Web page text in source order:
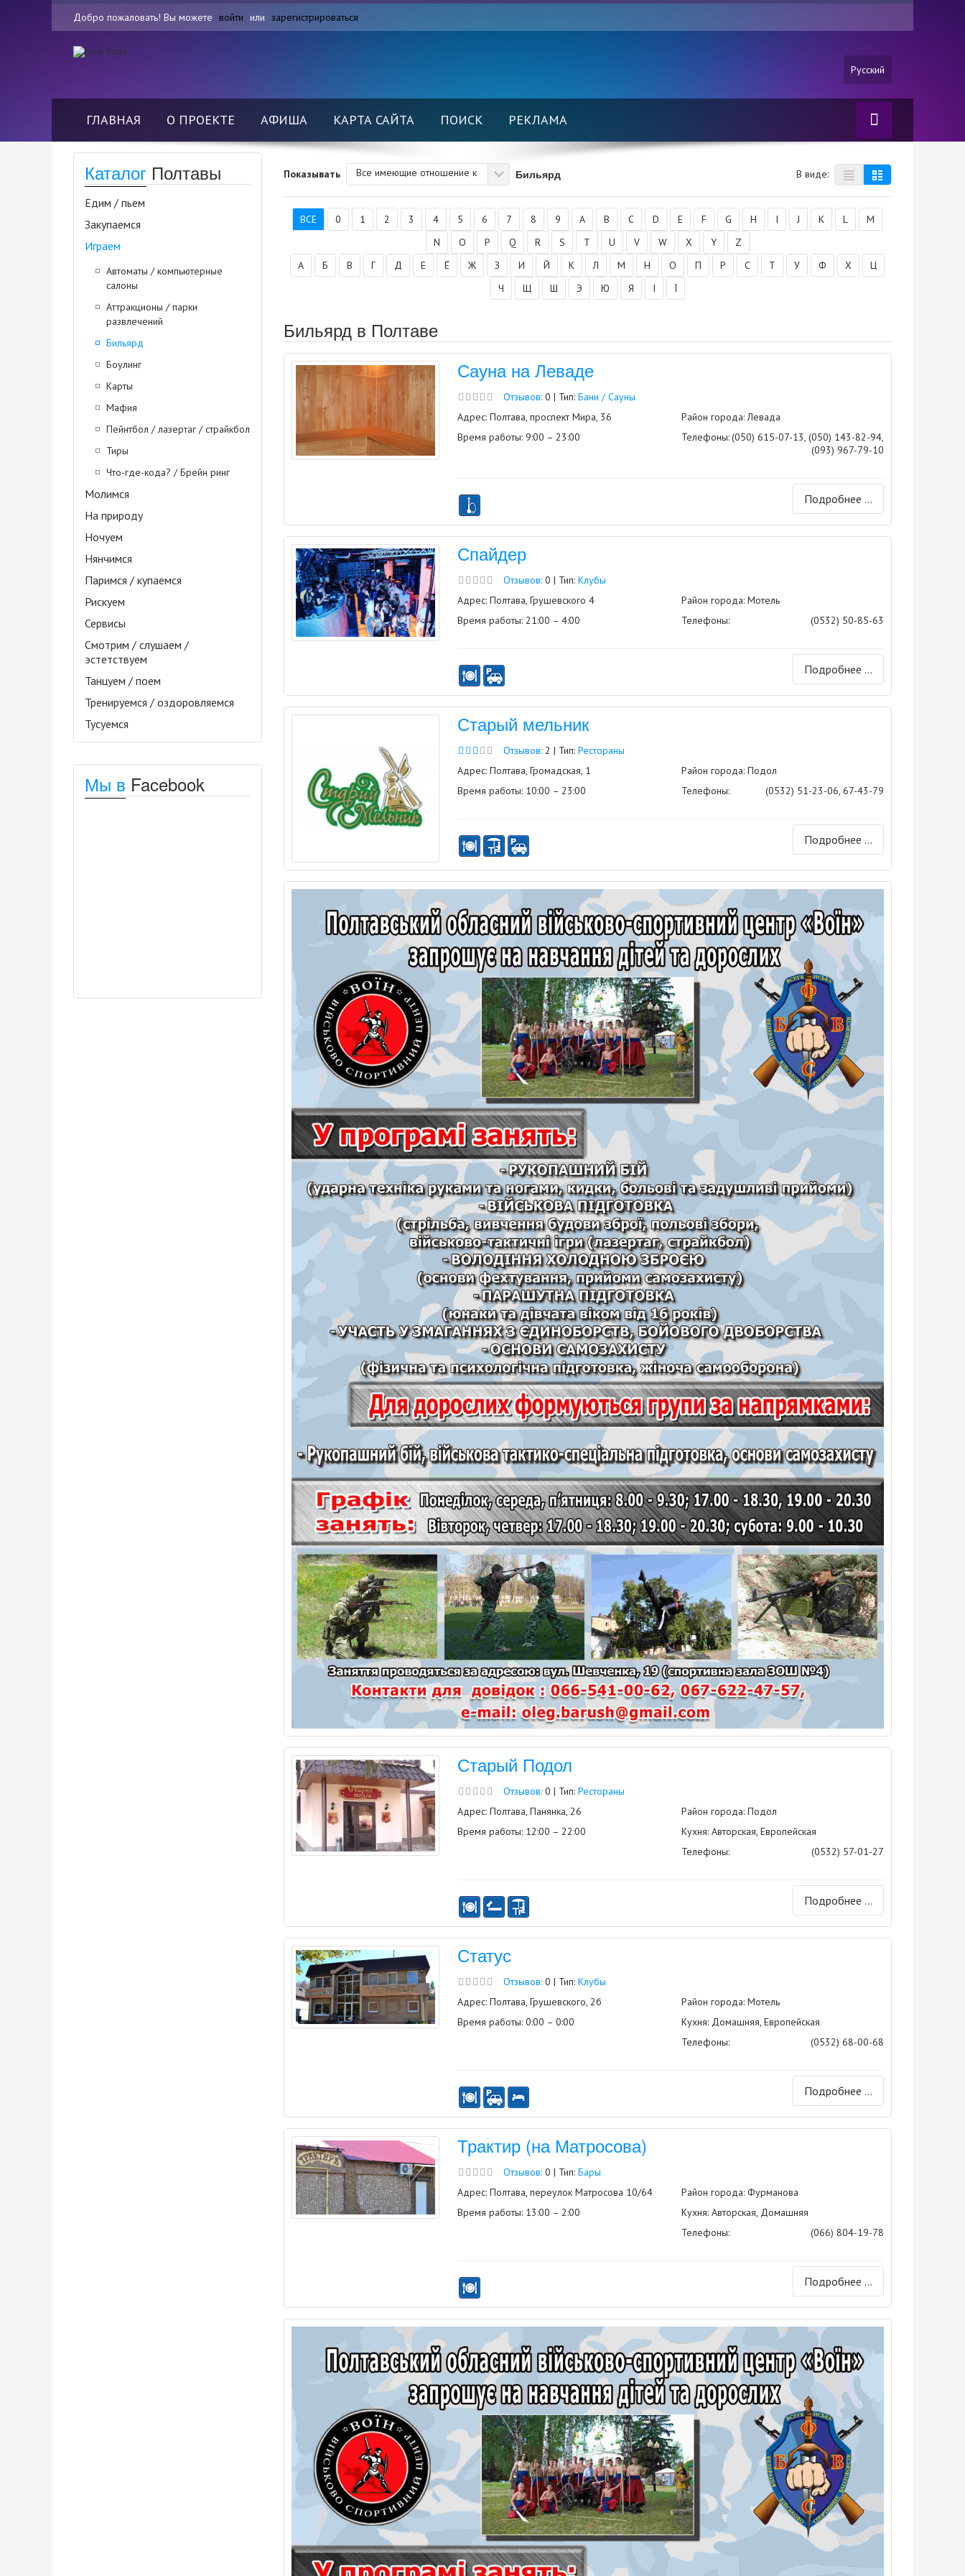
Добро пожаловать! Вы можете войти или зарегистрироваться
Русский
ГЛАВНАЯ О ПРОЕКТЕ АФИША КАРТА САЙТА ПОИСК РЕКЛАМА
Каталог Полтавы
Едим / пьем
Закупаемся
Играем
Автоматы / компьютерные
салоны
Аттракционы / парки
развлечений
Бильярд
Боулинг
Карты
Мафия
Пейнтбол / лазертаг / страйкбол
Тиры
Что-где-кода? / Брейн ринг
Молимся
На природу
Ночуем
Нянчимся
Паримся / купаемся
Рискуем
Сервисы
Смотрим / слушаем /
эстетствуем
Танцуем / поем
Тренируемся / оздоровляемся
Тусуемся
Мы в Facebook
Показывать Все имеющие отношение к Бильярд В виде:
ВСЕ 0 1 2 3 4 5 6 7 8 9 A B C D E F G H I J K L
M
N
O P Q R S T U V W X Y
Z
А
Б В Г Д Е Ё Ж З И Й К Л М Н О П Р С Т У Ф Х
Ц
Ч
Щ Ш Э Ю Я І Ї
Бильярд в Полтаве
Сауна на Леваде
Отзывов:0 | Тип: Бани / Сауны
Адрес: Полтава, проспект Мира, 36
Время работы: 9:00 – 23:00
Район города: Левада
Телефоны:(050) 615-07-13, (050) 143-82-94,
(093) 967-79-10
Подробнее ...
Спайдер
Отзывов:0 | Тип: Клубы
Адрес: Полтава, Грушевского 4
Время работы: 21:00 – 4:00
Район города: Мотель
Телефоны:
(0532) 50-85-63
Подробнее ...
Старый мельник
Отзывов:2 | Тип: Рестораны
Адрес: Полтава, Громадская, 1
Время работы: 10:00 – 23:00
Район города: Подол
Телефоны:
(0532) 51-23-06, 67-43-79
Подробнее ...
Старый Подол
Отзывов:0 | Тип: Рестораны
Адрес: Полтава, Панянка, 26
Время работы: 12:00 – 22:00
Район города: Подол
Кухня: Авторская, Европейская
Телефоны:
(0532) 57-01-27
Подробнее ...
Статус
Отзывов:0 | Тип: Клубы
Адрес: Полтава, Грушевского, 2б
Время работы: 0:00 – 0:00
Район города: Мотель
Кухня: Домашняя, Европейская
Телефоны:
(0532) 68-00-68
Подробнее ...
Трактир (на Матросова)
Отзывов:0 | Тип: Бары
Адрес: Полтава, переулок Матросова 10/64
Время работы: 13:00 – 2:00
Район города: Фурманова
Кухня: Авторская, Домашняя
Телефоны:
(066) 804-19-78
Подробнее ...